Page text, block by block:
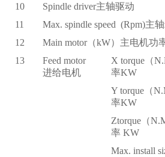
10
Spindle driver主轴驱动
11
Max. spindle speed (Rpm)主
12
Main motor（kW）主电机功
13
Feed motor
进给电机
X torque （
率KW
Y torque （
率KW
Ztorque （
率 KW
Max. install